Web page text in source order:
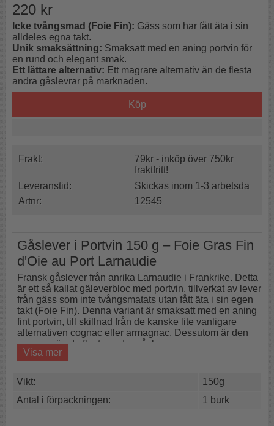
220 kr
Icke tvångsmad (Foie Fin): Gäss som har fått äta i sin
alldeles egna takt.
Unik smaksättning: Smaksatt med en aning portvin för
en rund och elegant smak.
Ett lättare alternativ: Ett magrare alternativ än de flesta
andra gåslevrar på marknaden.
Köp
Frakt:
79kr - inköp över 750kr
fraktfritt!
Leveranstid:
Skickas inom 1-3 arbetsda
Artnr:
12545
Gåslever i Portvin 150 g – Foie Gras Fin
d'Oie au Port Larnaudie
Fransk gåslever från anrika Larnaudie i Frankrike. Detta
är ett så kallat gäleverbloc med portvin, tillverkat av lever
från gäss som inte tvångsmatats utan fått äta i sin egen
takt (Foie Fin). Denna variant är smaksatt med en aning
fint portvin, till skillnad från de kanske lite vanligare
alternativen cognac eller armagnac. Dessutom är den
magrare än de flesta andra gåslevrar.
En fantastisk delikatess som passar lika bra till festen
och några anser att en riktig Foie Gras absolut ska
komma från just gås.
Visa mer
Vikt:
150g
Antal i förpackningen:
1 burk